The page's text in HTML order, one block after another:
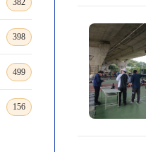
382
398
499
156